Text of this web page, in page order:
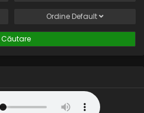
Ordine Default